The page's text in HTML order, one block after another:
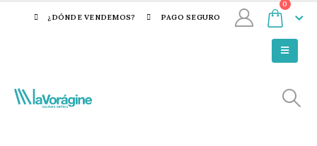
¿DÓNDE VENDEMOS? PAGO SEGURO
0